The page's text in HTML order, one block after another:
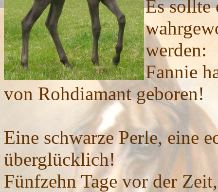
Es sollte
werden:
Fannie
von Rohdiamant geboren!
Eine schwarze Perle, eine
überglücklich!
Fünfzehn Tage vor der